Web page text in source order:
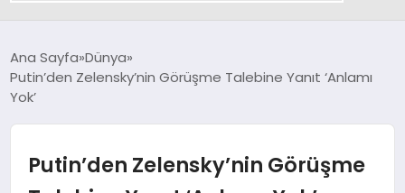
SPOR
Ana Sayfa Dünya
Putin’den Zelensky’nin Görüşme Talebine Yanıt ‘Anlamı
Yok’
Putin’den Zelensky’nin Görüşme